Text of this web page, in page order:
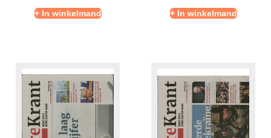
+ In winkelmand + In winkelmand